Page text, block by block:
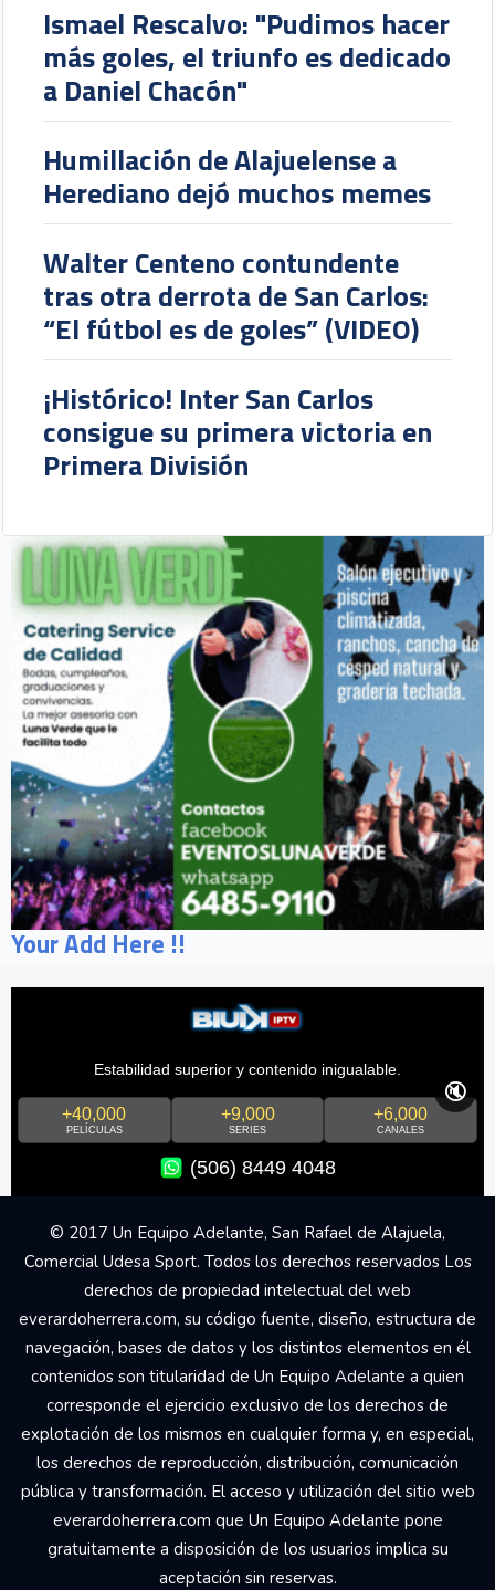
Ismael Rescalvo: "Pudimos hacer
más goles, el triunfo es dedicado
a Daniel Chacón"
Humillación de Alajuelense a
Herediano dejó muchos memes
Walter Centeno contundente
tras otra derrota de San Carlos:
“El fútbol es de goles” (VIDEO)
¡Histórico! Inter San Carlos
consigue su primera victoria en
Primera División
Your Add Here !!
Estabilidad superior y contenido inigualable.
+40,000
PELÍCULAS
+9,000
SERIES
+6,000
CANALES
(506) 8449 4048
🔇
© 2017 Un Equipo Adelante, San Rafael de Alajuela,
Comercial Udesa Sport. Todos los derechos reservados Los
derechos de propiedad intelectual del web
everardoherrera.com, su código fuente, diseño, estructura de
navegación, bases de datos y los distintos elementos en él
contenidos son titularidad de Un Equipo Adelante a quien
corresponde el ejercicio exclusivo de los derechos de
explotación de los mismos en cualquier forma y, en especial,
los derechos de reproducción, distribución, comunicación
pública y transformación. El acceso y utilización del sitio web
everardoherrera.com que Un Equipo Adelante pone
gratuitamente a disposición de los usuarios implica su
aceptación sin reservas.